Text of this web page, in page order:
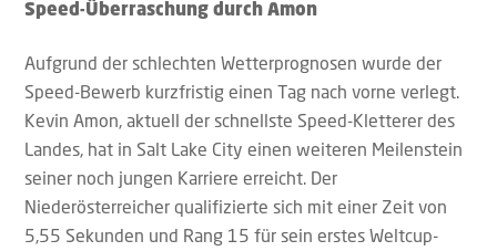
Speed-Überraschung durch Amon
Aufgrund der schlechten Wetterprognosen wurde der
Speed-Bewerb kurzfristig einen Tag nach vorne verlegt.
Kevin Amon, aktuell der schnellste Speed-Kletterer des
Landes, hat in Salt Lake City einen weiteren Meilenstein
seiner noch jungen Karriere erreicht. Der
Niederösterreicher qualifizierte sich mit einer Zeit von
5,55 Sekunden und Rang 15 für sein erstes Weltcup-